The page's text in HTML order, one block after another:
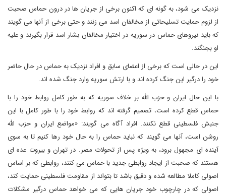
نزدیک می شود، به گونه ای که اکنون برخی از جریان ها در درون حماس صحبت
از لزوم حمایت تسلیحاتی از مخالفان اسد می زنند و حتی برخی از آنها می گویند
که باید نیروهای حماس در سوریه در اختیار مخالفان بشار اسد قرار بگیرند و علیه
او بجنگند.
این در حالی است که برخی از اعضای سابق و افراد نزدیک به حماس در حال حاضر
خود را درگیر این جنگ کرده اند و با ارتش سوریه وارد جنگ شده اند.
با این حال ایران و حزب الله بر خلاف سوریه که به طور کامل روابط خود را با
حماس قطع کرده است، تصمیم گرفته اند که روابط خود را با طور کامل با این
جنبش فلسطینی قطع نکنند. افراد آگاه می گویند: «مواضع ایران و حزب الله
روشن است، آنها می گویند که نباید حماس را به حال خود رها کنیم تا به سوی
آینده ای مجهول برود، به ویژه پس از تحولات مصر. در تهران و بیروت عده ای
هستند که صحبت از ایجاد روابطی جدید با حماس می کنند، روابطی که بر اساس
اصولی کاملا مطالعه شده و دقیق باشد تا بتواند از مقاومت فلسطینی حمایت کند،
اصولی که در چارچوب خود جریان هایی که می خواهد حماس درگیر مشکلات